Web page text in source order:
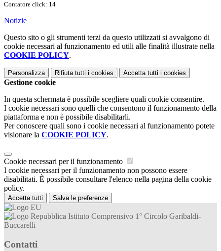
Contatore click: 14
Notizie
Questo sito o gli strumenti terzi da questo utilizzati si avvalgono di
cookie necessari al funzionamento ed utili alle finalità illustrate nella
COOKIE POLICY.
Personalizza Rifiuta tutti i cookies Accetta tutti i cookies
Gestione cookie
In questa schermata è possibile scegliere quali cookie consentire.
I cookie necessari sono quelli che consentono il funzionamento della
piattaforma e non è possibile disabilitarli.
Per conoscere quali sono i cookie necessari al funzionamento potete
visionare la COOKIE POLICY.
Cookie necessari per il funzionamento
I cookie necessari per il funzionamento non possono essere
disabilitati. È possibile consultare l'elenco nella pagina della cookie
policy.
Accetta tutti Salva le preferenze
Istituto Comprensivo 1° Circolo Garibaldi-
Buccarelli
Contatti